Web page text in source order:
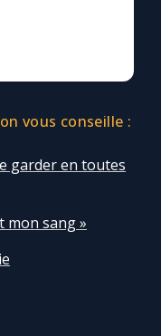
vous conseille :
garder en toutes
mon sang »